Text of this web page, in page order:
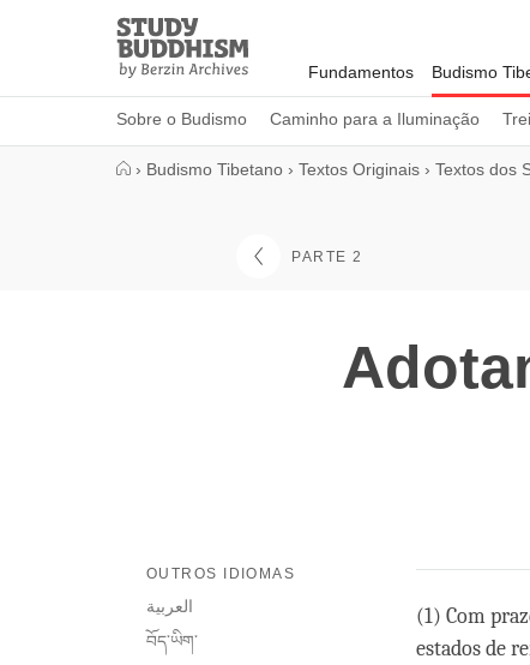
Study
Buddhism
Home
Fundamentos Budismo
Sobre o Budismo Caminho para a Iluminação
› Budismo Tibetano › Textos Originais › Textos dos
PARTE 2
OUTROS IDIOMAS
العربية
བོད་ཡིག་
(1) Com
estados de